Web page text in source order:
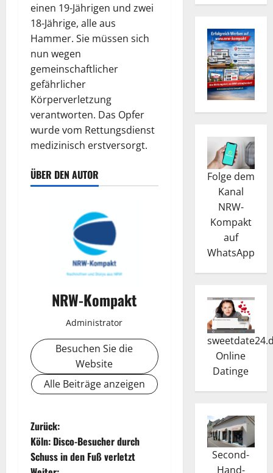
einen 19-Jährigen und zwei
18-Jährige, alle aus
Hammer. Sie müssen sich
nun wegen
gemeinschaftlicher
gefährlicher
Körperverletzung
verantworten. Das Opfer
wurde vom Rettungsdienst
medizinisch erstversorgt.
ÜBER DEN AUTOR
NRW-Kompakt
Administrator
Besuchen Sie die
Website
Alle Beiträge anzeigen
B
e
Zurück:
Köln: Disco-Besucher durch
Schuss in den Fuß verletzt
Folge dem
Kanal
NRW-
Kompakt
auf
WhatsApp
Online
Datinge
Second-
Hand-